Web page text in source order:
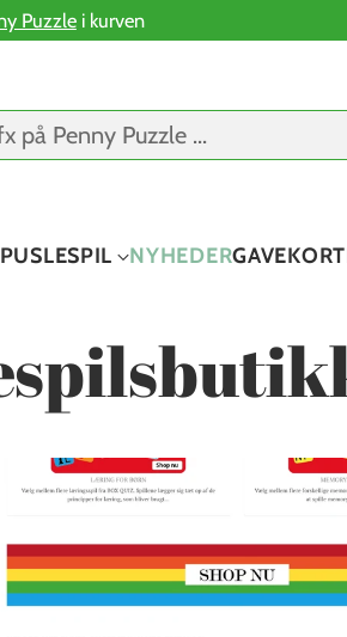
Puzzlei kurven
på Penny Puzzle ...
NYHEDERGAVEKORT